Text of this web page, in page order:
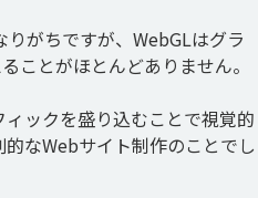
がちですが、WebGLはグラ
ことがほとんどありません。
ックを盛り込むことで視覚的
なWebサイト制作のことでし